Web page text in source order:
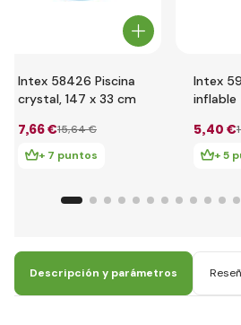
Intex 58426 Piscina
crystal, 147 x 33 cm
7,66 €15,64 €
+ 7 puntos
Intex
inflable
5,40 €
+ 5
Descripción y parámetros